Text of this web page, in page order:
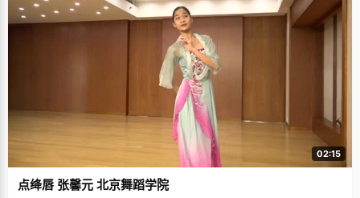
02:15
点绛唇 张馨元 北京舞蹈学院